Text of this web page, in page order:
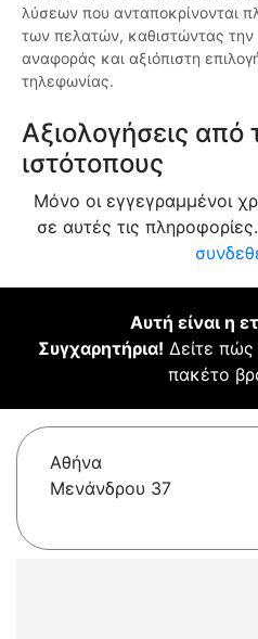
λύσεων που ανταποκρίνονται
των πελατών, καθιστώντας την
αναφοράς και αξιόπιστη
τηλεφωνίας.
Αξιολογήσεις
ιστότοπους
Μόνο οι εγγεγραμμένοι
σε αυτές τις πληροφορίες.
Αυτή είναι η
Συγχαρητήρια! Δείτε πώς
πακέτο
Αθήνα
Μενάνδρου 37